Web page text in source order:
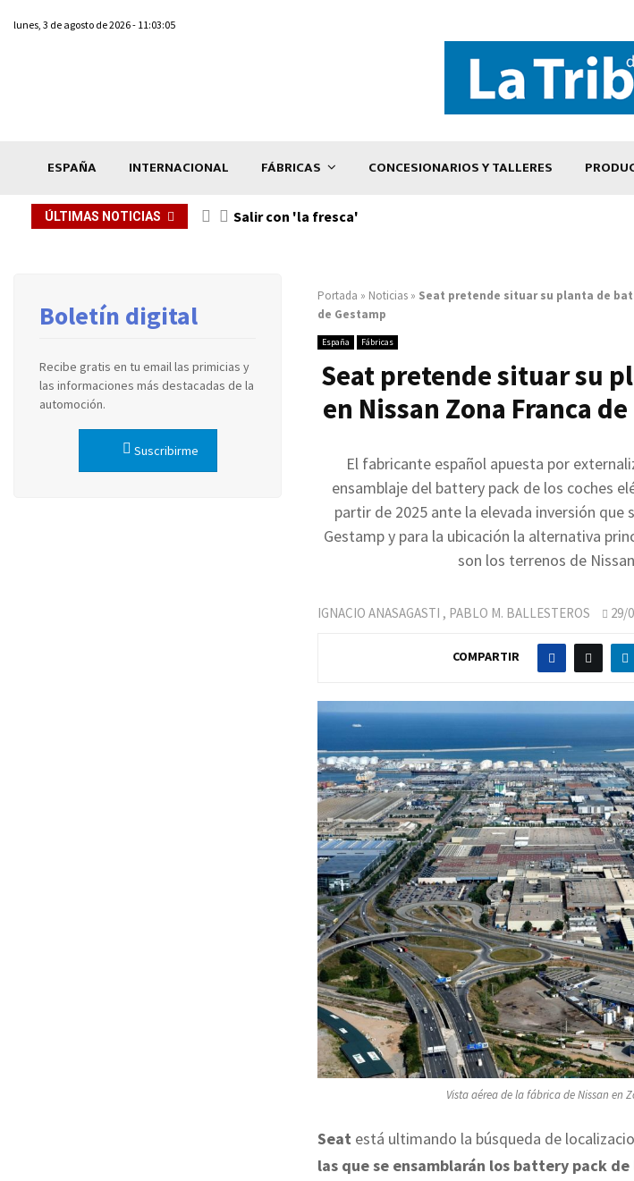
lunes, 3 de agosto de 2026 - 11:03:05
ESPAÑA INTERNACIONAL FÁBRICAS CONCESIONARIOS Y TALLERES
ÚLTIMAS NOTICIAS Salir con 'la fresca'
Portada » Noticias » Seat pretende situar su planta de
de Gestamp
España Fábricas
Seat pretende situar su
en Nissan Zona Franca
El fabricante español apuesta por
ensamblaje del battery pack de los coches
partir de 2025 ante la elevada inversión que
Gestamp y para la ubicación la alternativa
son los terrenos de
IGNACIO ANASAGASTI , PABLO M. BALLESTEROS 29/
COMPARTIR
Vista aérea de la fábrica de Nissan en
Seat está ultimando la búsqueda de
las que se ensamblarán los battery pack
Boletín digital
Recibe gratis en tu email las primicias y
las informaciones más destacadas de la
automoción.
Suscribirme